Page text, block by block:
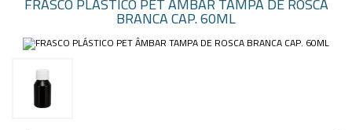
BRANCA CAP. 60ML